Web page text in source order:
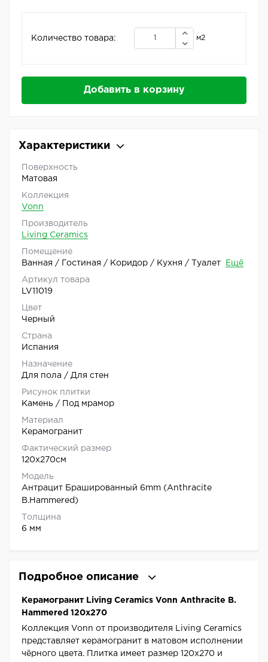
Количество товара: м2
Добавить в корзину
Характеристики
Поверхность
Матовая
Коллекция
Vonn
Производитель
Living Ceramics
Помещение
Ванная / Гостиная / Коридор / Кухня / Туалет
Ещё
Артикул товара
LV11019
Цвет
Черный
Страна
Испания
Назначение
Для пола / Для стен
Рисунок плитки
Камень / Под мрамор
Материал
Керамогранит
Фактический размер
120x270см
Модель
Антрацит Брашированный 6mm (Anthracite
B.Hammered)
Толщина
6 мм
Подробное описание
Керамогранит Living Ceramics Vonn Anthracite B.
Hammered 120x270
Коллекция Vonn от производителя Living Ceramics
представляет керамогранит в матовом исполнении
чёрного цвета. Плитка имеет размер 120x270 и